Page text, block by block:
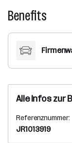
Benefits
Alle Infos zur
Referenznummer:
JR1013919